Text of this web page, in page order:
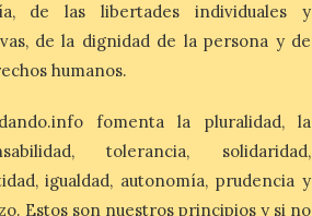
organizado por la sección
juvenil de la Asociación
Enróllate, la Asociación
Conceyu País Llionés y el Diario de
nos envía la décimo […]
Los minerales y sus usos
de las libertades individuales y
de la dignidad de la persona y de
humanos.
fomenta la pluralidad, la
tolerancia, solidaridad,
igualdad, autonomía, prudencia y
Estos son nuestros principios y si no